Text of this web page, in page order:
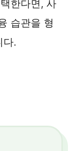
한다면, 사
습관을 형
다.